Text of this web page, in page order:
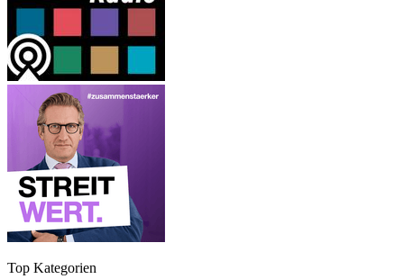
Top Kategorien